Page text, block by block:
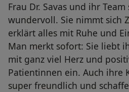
Frau Dr. Savas und ihr
wundervoll. Sie nimmt sich
erklärt alles mit Ruhe und
Man merkt sofort: Sie liebt
mit ganz viel Herz und
Patientinnen ein. Auch ihre
super freundlich und